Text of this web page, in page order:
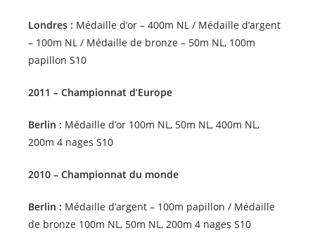
Londres : Médaille d’or – 400m NL / Médaille d’argent
– 100m NL / Médaille de bronze – 50m NL, 100m
papillon S10
2011 – Championnat d’Europe
Berlin : Médaille d’or 100m NL, 50m NL, 400m NL,
200m 4 nages S10
2010 – Championnat du monde
Berlin : Médaille d’argent – 100m papillon / Médaille
de bronze 100m NL, 50m NL, 200m 4 nages S10